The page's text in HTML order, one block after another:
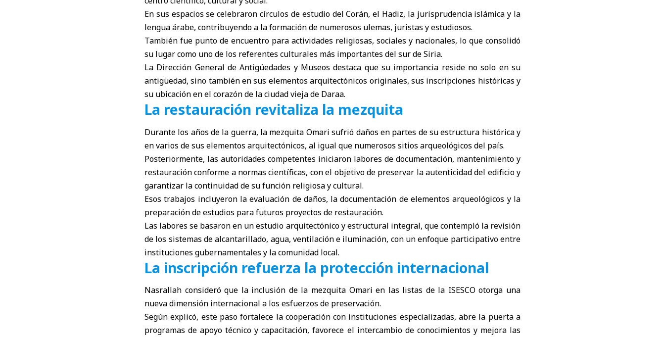
En sus espacios se celebraron círculos de estudio del Corán, el Hadiz, la jurisprudencia islámica y la
lengua árabe, contribuyendo a la formación de numerosos ulemas, juristas y estudiosos.
También fue punto de encuentro para actividades religiosas, sociales y nacionales, lo que consolidó
su lugar como uno de los referentes culturales más importantes del sur de Siria.
La Dirección General de Antigüedades y Museos destaca que su importancia reside no solo en su
antigüedad, sino también en sus elementos arquitectónicos originales, sus inscripciones históricas y
su ubicación en el corazón de la ciudad vieja de Daraa.
La restauración revitaliza la mezquita
Durante los años de la guerra, la mezquita Omari sufrió daños en partes de su estructura histórica y
en varios de sus elementos arquitectónicos, al igual que numerosos sitios arqueológicos del país.
Posteriormente, las autoridades competentes iniciaron labores de documentación, mantenimiento y
restauración conforme a normas científicas, con el objetivo de preservar la autenticidad del edificio y
garantizar la continuidad de su función religiosa y cultural.
Esos trabajos incluyeron la evaluación de daños, la documentación de elementos arqueológicos y la
preparación de estudios para futuros proyectos de restauración.
Las labores se basaron en un estudio arquitectónico y estructural integral, que contempló la revisión
de los sistemas de alcantarillado, agua, ventilación e iluminación, con un enfoque participativo entre
instituciones gubernamentales y la comunidad local.
La inscripción refuerza la protección internacional
Nasrallah consideró que la inclusión de la mezquita Omari en las listas de la ISESCO otorga una
nueva dimensión internacional a los esfuerzos de preservación.
Según explicó, este paso fortalece la cooperación con instituciones especializadas, abre la puerta a
programas de apoyo técnico y capacitación, favorece el intercambio de conocimientos y mejora las